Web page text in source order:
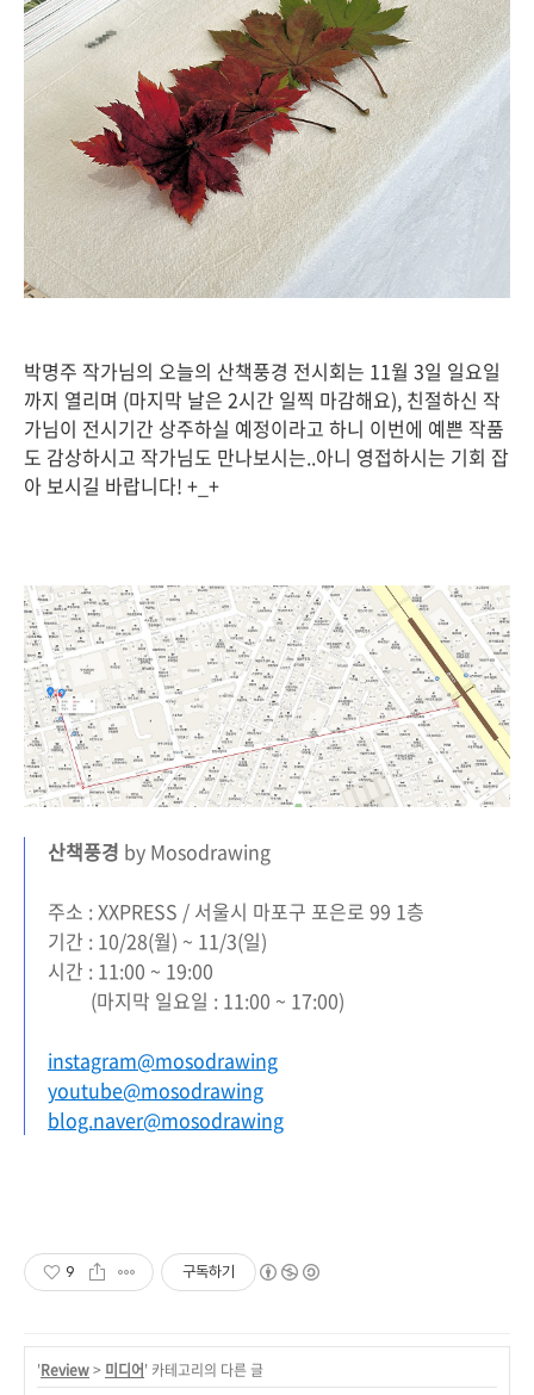
박명주 작가님의 오늘의 산책풍경 전시회는 11월 3일 일요일
까지 열리며 (마지막 날은 2시간 일찍 마감해요), 친절하신 작
가님이 전시기간 상주하실 예정이라고 하니 이번에 예쁜 작품
도 감상하시고 작가님도 만나보시는..아니 영접하시는 기회 잡
아 보시길 바랍니다! +_+
산책풍경 by Mosodrawing
주소 : XXPRESS / 서울시 마포구 포은로 99 1층
기간 : 10/28(월) ~ 11/3(일)
시간 : 11:00 ~ 19:00
(마지막 일요일 : 11:00 ~ 17:00)
instagram@mosodrawing
youtube@mosodrawing
blog.naver@mosodrawing
9 구독하기
'Review> 미디어' 카테고리의 다른 글